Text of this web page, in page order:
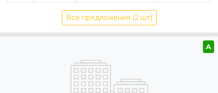
Все предложения (2 шт)
A